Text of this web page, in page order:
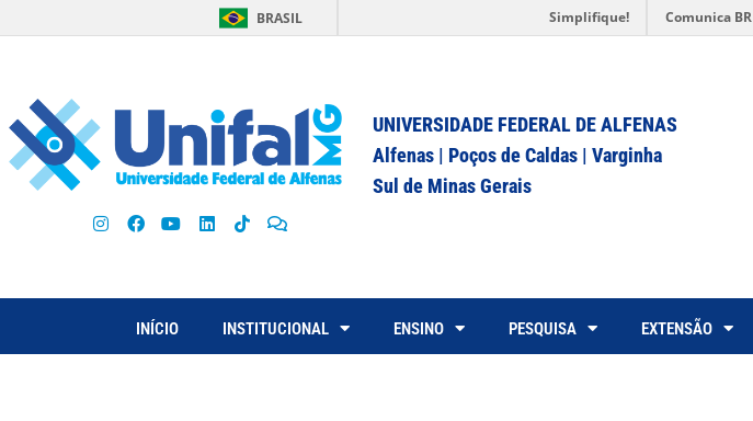
BRASIL Simplifique! Comunica BR
UNIVERSIDADE FEDERAL DE ALFENAS
Alfenas | Poços de Caldas | Varginha
Sul de Minas Gerais
INÍCIO INSTITUCIONAL ENSINO PESQUISA EXTENSÃO